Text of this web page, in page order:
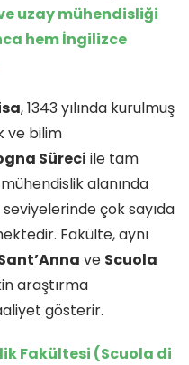
uzay mühendisliği
hem İngilizce
, 1343 yılında kurulmuş
ve bilim
Süreci ile tam
alanında
çok sayıda
Fakülte, aynı
ve Scuola
araştırma
gösterir.
Fakültesi (Scuola di